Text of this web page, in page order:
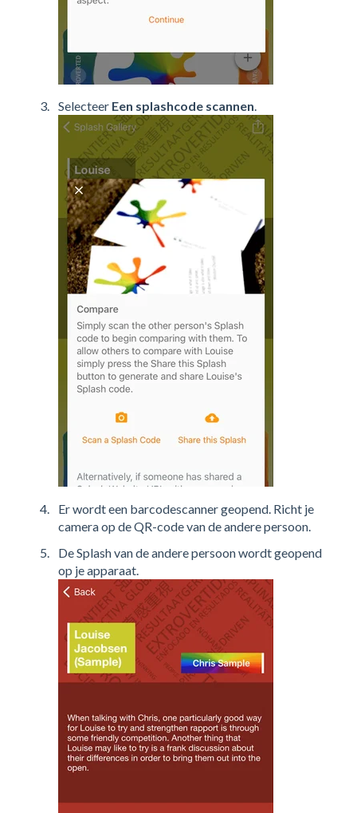
Selecteer Een splashcode scannen.
Er wordt een barcodescanner geopend. Richt je
camera op de QR-code van de andere persoon.
De Splash van de andere persoon wordt geopend
op je apparaat.